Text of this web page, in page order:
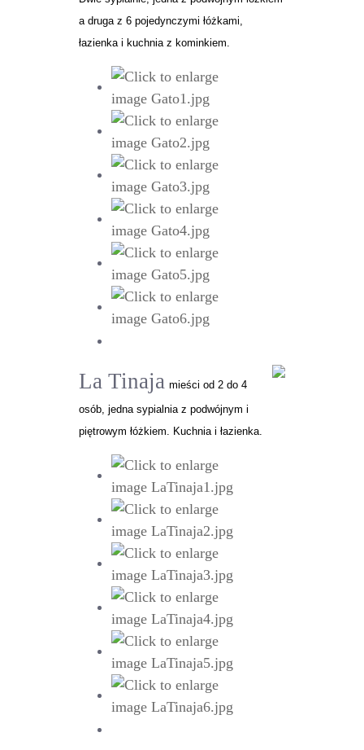
a druga z 6 pojedynczymi łóżkami,
łazienka i kuchnia z kominkiem.
La Tinaja mieści od 2 do 4
osób, jedna sypialnia z podwójnym i
piętrowym łóżkiem. Kuchnia i łazienka.